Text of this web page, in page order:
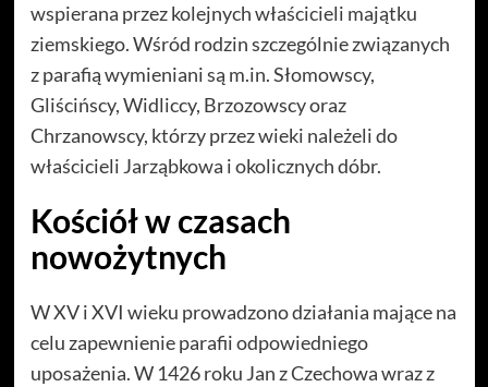
wspierana przez kolejnych właścicieli majątku
ziemskiego. Wśród rodzin szczególnie związanych
z parafią wymieniani są m.in. Słomowscy,
Gliścińscy, Widliccy, Brzozowscy oraz
Chrzanowscy, którzy przez wieki należeli do
właścicieli Jarząbkowa i okolicznych dóbr.
Kościół w czasach
nowożytnych
W XV i XVI wieku prowadzono działania mające na
celu zapewnienie parafii odpowiedniego
uposażenia. W 1426 roku Jan z Czechowa wraz z